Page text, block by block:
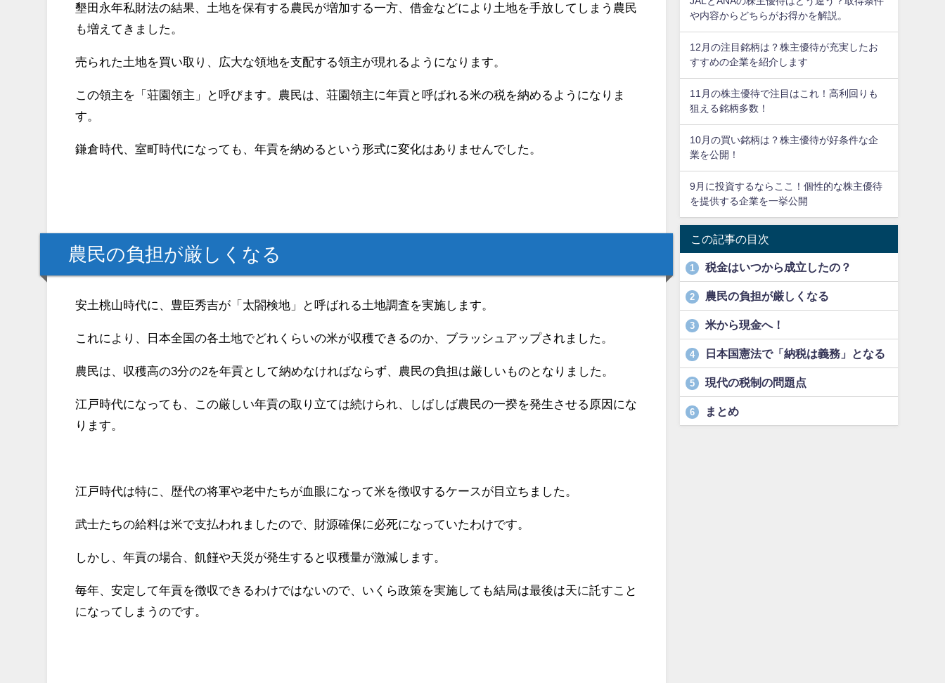
墾田永年私財法の結果、土地を保有する農民が増加する一方、借金などにより土地を手放してしまう農民
も増えてきました。
売られた土地を買い取り、広大な領地を支配する領主が現れるようになります。
この領主を「荘園領主」と呼びます。農民は、荘園領主に年貢と呼ばれる米の税を納めるようになりま
す。
鎌倉時代、室町時代になっても、年貢を納めるという形式に変化はありませんでした。
農民の負担が厳しくなる
安土桃山時代に、豊臣秀吉が「太閤検地」と呼ばれる土地調査を実施します。
これにより、日本全国の各土地でどれくらいの米が収穫できるのか、ブラッシュアップされました。
農民は、収穫高の3分の2を年貢として納めなければならず、農民の負担は厳しいものとなりました。
江戸時代になっても、この厳しい年貢の取り立ては続けられ、しばしば農民の一揆を発生させる原因にな
ります。
江戸時代は特に、歴代の将軍や老中たちが血眼になって米を徴収するケースが目立ちました。
武士たちの給料は米で支払われましたので、財源確保に必死になっていたわけです。
しかし、年貢の場合、飢饉や天災が発生すると収穫量が激減します。
毎年、安定して年貢を徴収できるわけではないので、いくら政策を実施しても結局は最後は天に託すこと
になってしまうのです。
や内容からどちらがお得かを解説。
12月の注目銘柄は？株主優待が充実したお
すすめの企業を紹介します
11月の株主優待で注目はこれ！高利回りも
狙える銘柄多数！
10月の買い銘柄は？株主優待が好条件な企
業を公開！
9月に投資するならここ！個性的な株主優待
を提供する企業を一挙公開
この記事の目次
1 税金はいつから成立したの？
2 農民の負担が厳しくなる
3 米から現金へ！
4 日本国憲法で「納税は義務」となる
5 現代の税制の問題点
6 まとめ